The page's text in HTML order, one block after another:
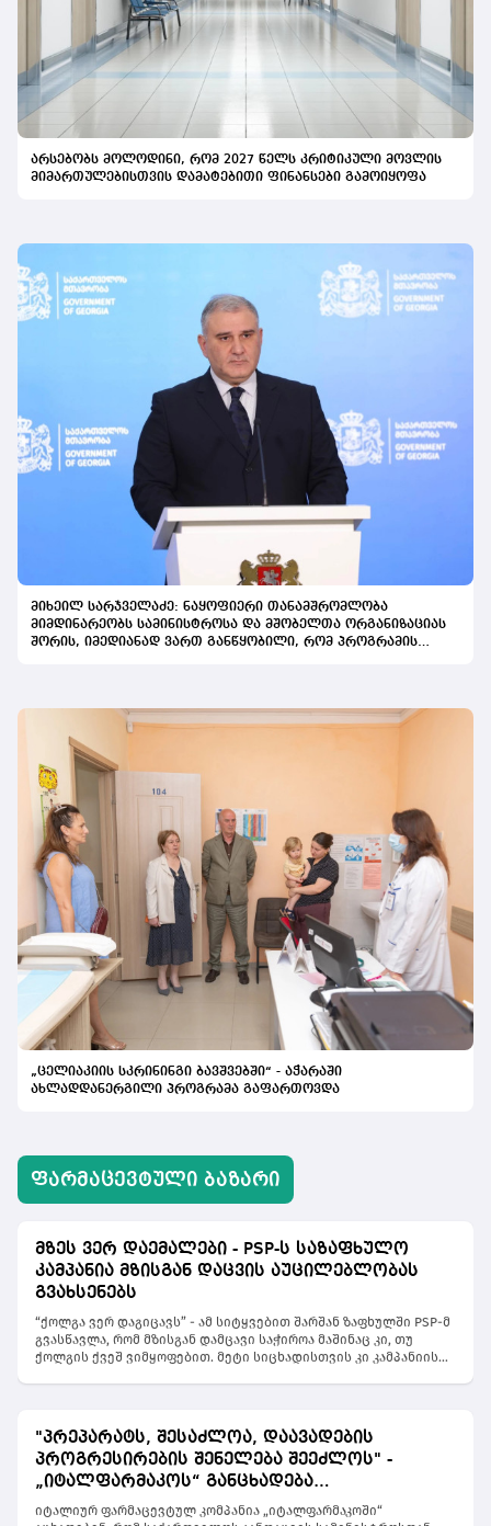
არსებობს მოლოდინი, რომ 2027 წელს კრიტიკული მოვლის
მიმართულებისთვის დამატებითი ფინანსები გამოიყოფა
მიხეილ სარჯველაძე: ნაყოფიერი თანამშრომლობა
მიმდინარეობს სამინისტროსა და მშობელთა ორგანიზაციას
შორის, იმედიანად ვართ განწყობილი, რომ პროგრამის
„ცელიაკიის სკრინინგი ბავშვებში“ - აჭარაში
ახლადდანერგილი პროგრამა გაფართოვდა
ᲤᲐᲠᲛᲐᲪᲔᲕᲢᲣᲚᲘ ᲑᲐᲖᲐᲠᲘ
მზეს ვერ დაემალები - PSP-ს საზაფხულო
კამპანია მზისგან დაცვის აუცილებლობას
გვახსენებს
“ქოლგა ვერ დაგიცავს” - ამ სიტყვებით შარშან ზაფხულში PSP-მ
გვასწავლა, რომ მზისგან დამცავი საჭიროა მაშინაც კი, თუ
ქოლგის ქვეშ ვიმყოფებით. მეტი სიცხადისთვის კი კამპანიის
მთავარი სათქმელი, რომ “უსაფრთხო რუჯი არ არსებობს”. თუ
შარშან ბრენდმა გავრცელებულ მითებს სანაპიროზე
გამოუცხადა ბრძოლა, წელს ტერიტორია გააფართოვა და
გზავნილს ავრცელებს ყველგან, სადაც მზეა. აღმოჩნდა, რომ
გამოსხივებამ შეიძლება მოგვაგნოს ჩრდილშიც, შენობაშიც,
"პრეპარატს, შესაძლოა, დაავადების
პროგრესირების შენელება შეეძლოს" -
„იტალფარმაკოს“ განცხადება
"ჯივინოსტატთან" დაკავშირებით
იტალიურ ფარმაცევტულ კომპანია „იტალფარმაკოში“